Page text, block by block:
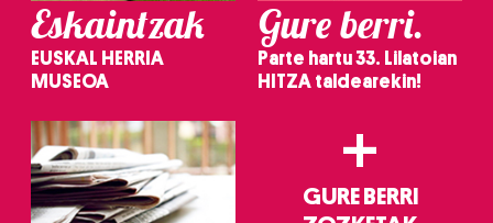
Eskaintzak
EUSKAL HERRIA
MUSEOA
Gure berri.
Parte hartu 33. Lilatoian
HITZA taldearekin!
+
GURE BERRI